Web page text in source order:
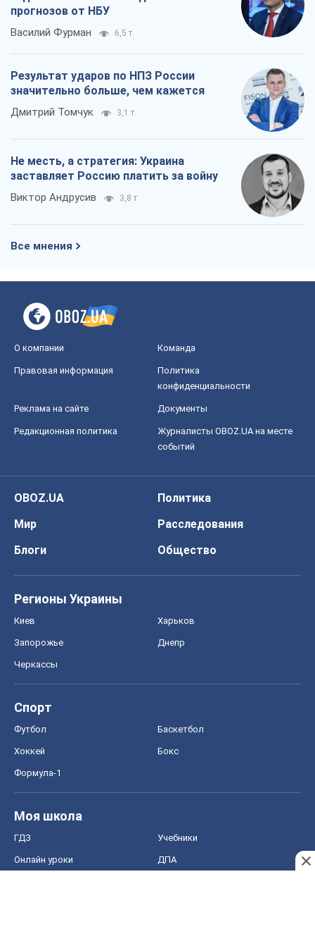
прогнозов от НБУ
Василий Фурман 6,5 т.
Результат ударов по НПЗ России
значительно больше, чем кажется
Дмитрий Томчук 3,1 т.
Не месть, а стратегия: Украина
заставляет Россию платить за войну
Виктор Андрусив 3,8 т.
Все мнения
О компании Команда
Правовая информация
Политика
конфиденциальности
Реклама на сайте Документы
Редакционная политика
Журналисты OBOZ.UA на месте
событий
OBOZ.UA
Политика
Мир
Расследования
Блоги
Общество
Регионы Украины
Киев Харьков
Запорожье Днепр
Черкассы
Спорт
Футбол Баскетбол
Хоккей Бокс
Формула-1
Моя школа
ГДЗ Учебники
Онлайн уроки ДПА